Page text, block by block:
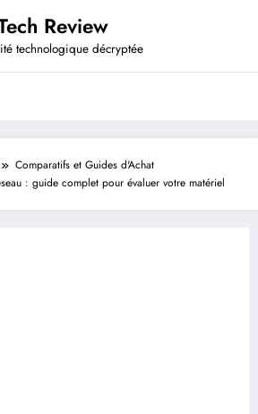
Review
technologique décryptée
Comparatifs et Guides d'Achat
: guide complet pour évaluer votre matériel